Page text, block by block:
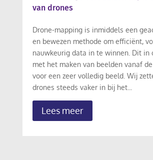
van drones
Drone-mapping is inmiddels een
en bewezen methode om efficiënt,
nauwkeurig data in te winnen. Dit in
met het maken van beelden vanaf
voor een zeer volledig beeld. Wij
drones steeds vaker in bij het...
Lees meer